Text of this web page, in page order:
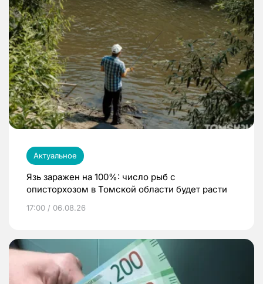
Актуальное
Язь заражен на 100%: число рыб с
описторхозом в Томской области будет расти
17:00 / 06.08.26